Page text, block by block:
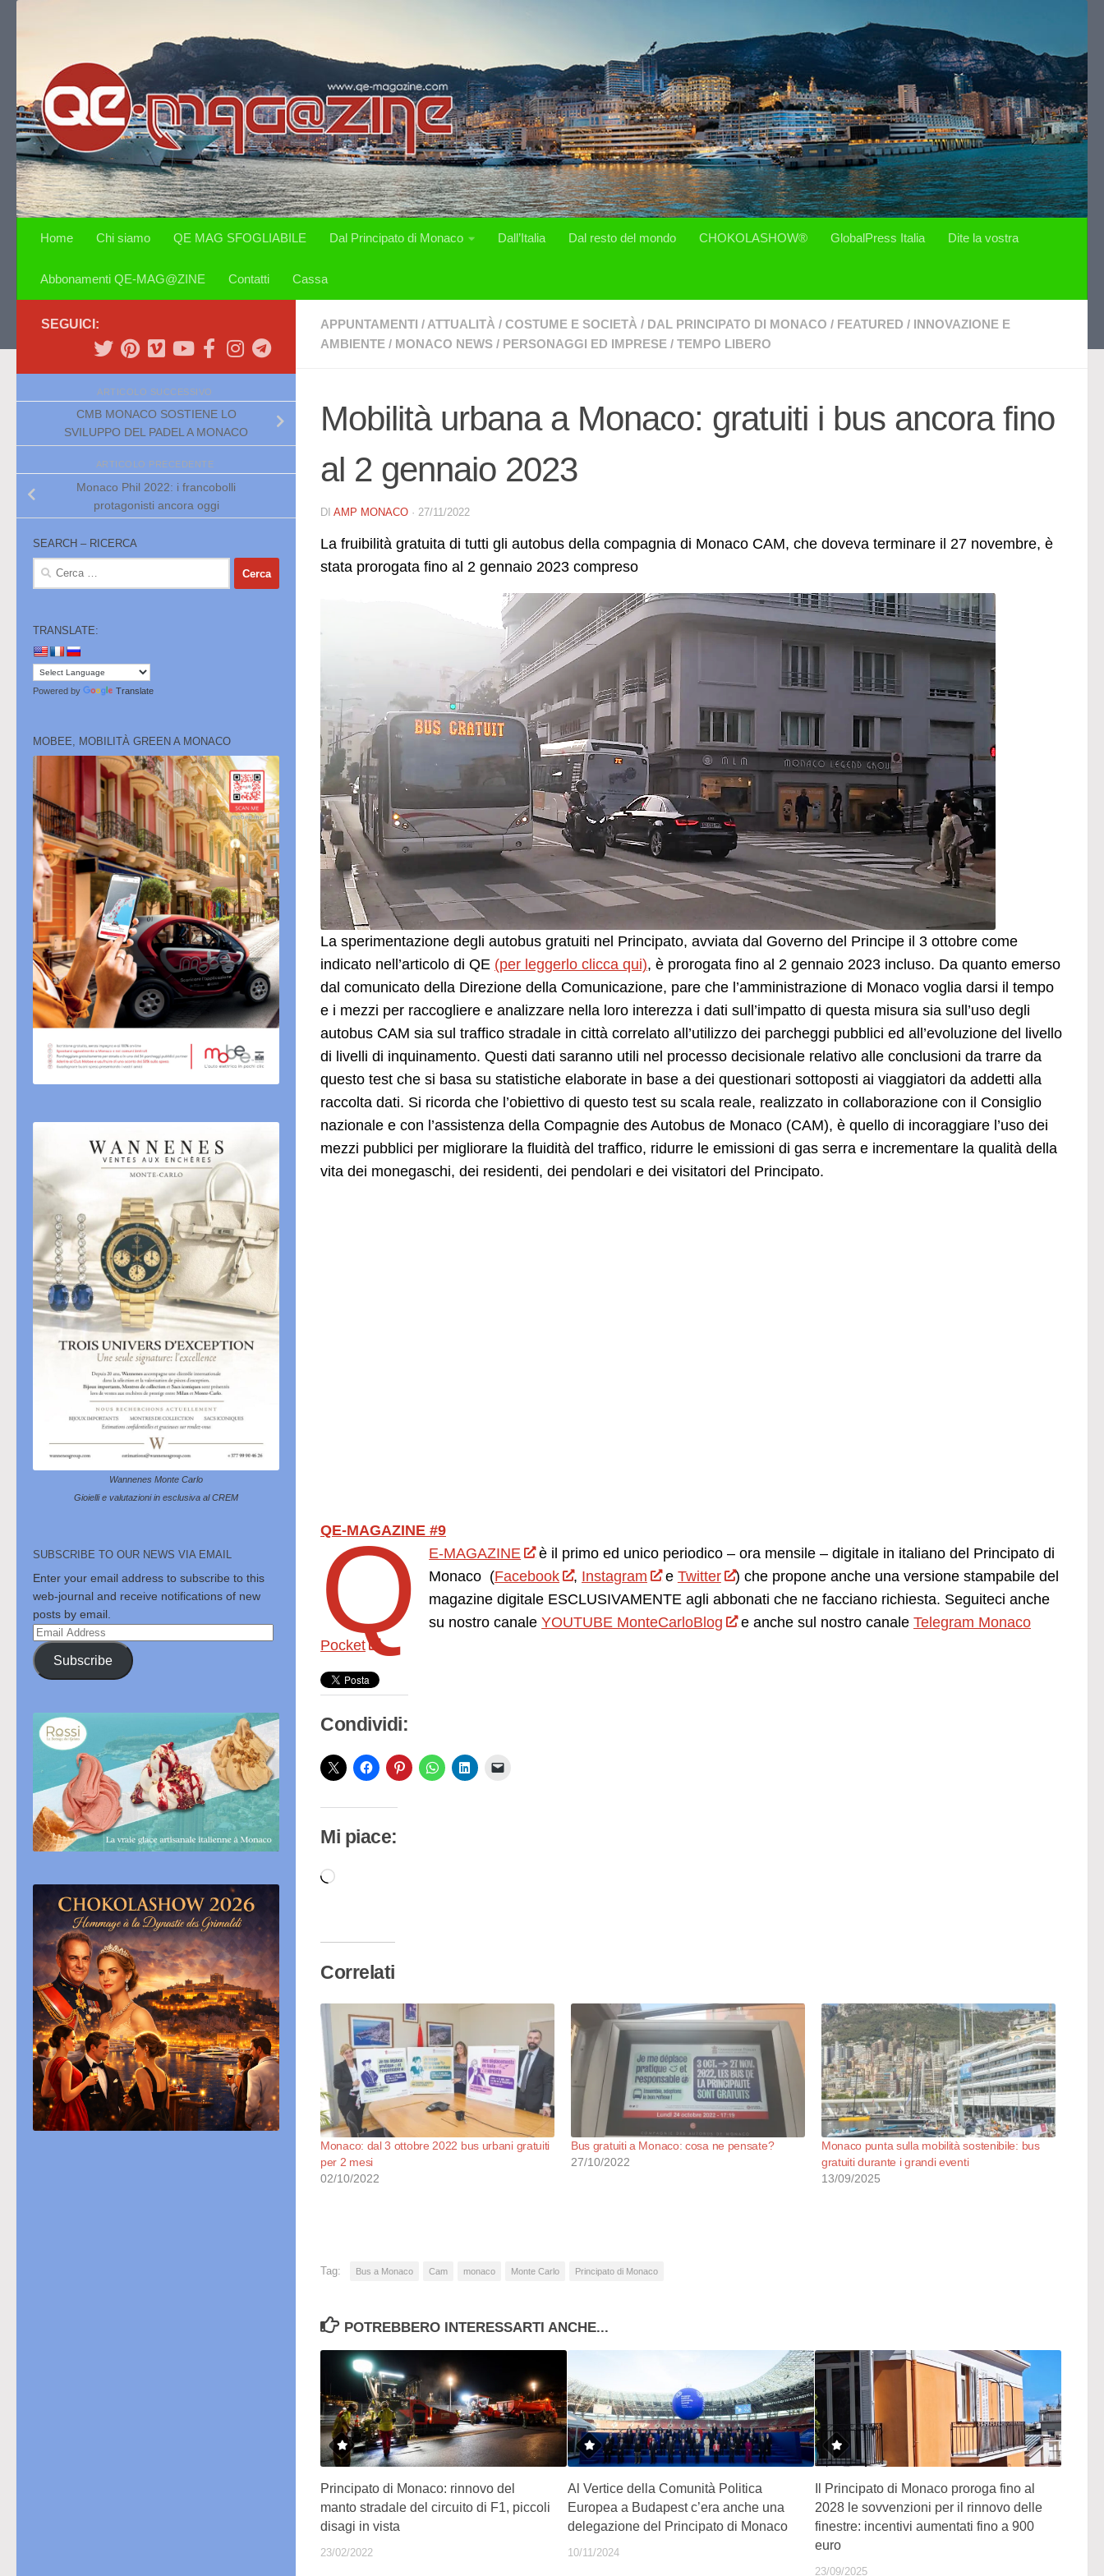
Home Chi siamo QE MAG SFOGLIABILE Dal Principato di Monaco Dall’Italia Dal resto del mondo CHOKOLASHOW® GlobalPress Italia Dite la vostra
Abbonamenti QE-MAG@ZINE Contatti Cassa
APPUNTAMENTI / ATTUALITÀ / COSTUME E SOCIETÀ / DAL PRINCIPATO DI MONACO / FEATURED / INNOVAZIONE E
AMBIENTE / MONACO NEWS / PERSONAGGI ED IMPRESE / TEMPO LIBERO
Mobilità urbana a Monaco: gratuiti i bus ancora fino
al 2 gennaio 2023
DI AMP MONACO · 27/11/2022
La fruibilità gratuita di tutti gli autobus della compagnia di Monaco CAM, che doveva terminare il 27 novembre, è
stata prorogata fino al 2 gennaio 2023 compreso
La sperimentazione degli autobus gratuiti nel Principato, avviata dal Governo del Principe il 3 ottobre come
indicato nell’articolo di QE (per leggerlo clicca qui), è prorogata fino al 2 gennaio 2023 incluso. Da quanto emerso
dal comunicato della Direzione della Comunicazione, pare che l’amministrazione di Monaco voglia darsi il tempo
e i mezzi per raccogliere e analizzare nella loro interezza i dati sull’impatto di questa misura sia sull’uso degli
autobus CAM sia sul traffico stradale in città correlato all’utilizzo dei parcheggi pubblici ed all’evoluzione del livello
di livelli di inquinamento. Questi dati saranno utili nel processo decisionale relativo alle conclusioni da trarre da
questo test che si basa su statistiche elaborate in base a dei questionari sottoposti ai viaggiatori da addetti alla
raccolta dati. Si ricorda che l’obiettivo di questo test su scala reale, realizzato in collaborazione con il Consiglio
nazionale e con l’assistenza della Compagnie des Autobus de Monaco (CAM), è quello di incoraggiare l’uso dei
mezzi pubblici per migliorare la fluidità del traffico, ridurre le emissioni di gas serra e incrementare la qualità della
vita dei monegaschi, dei residenti, dei pendolari e dei visitatori del Principato.
QE-MAGAZINE #9
Q E-MAGAZINE
è il primo ed unico periodico – ora mensile – digitale in italiano del Principato di
Monaco (Facebook , Instagram e Twitter
) che propone anche una versione stampabile del
magazine digitale ESCLUSIVAMENTE agli abbonati che ne facciano richiesta. Seguiteci anche
su nostro canaleYOUTUBE MonteCarloBlog e anche sul nostro canale Telegram Monaco
Pocket
Condividi:
Mi piace:
Caricamento
Correlati
Monaco: dal 3 ottobre 2022 bus urbani gratuiti
per 2 mesi
02/10/2022
Bus gratuiti a Monaco: cosa ne pensate?
27/10/2022
Monaco punta sulla mobilità sostenibile: bus
gratuiti durante i grandi eventi
13/09/2025
Tag: Bus a Monaco Cam monaco Monte Carlo Principato di Monaco
POTREBBERO INTERESSARTI ANCHE...
Principato di Monaco: rinnovo del
manto stradale del circuito di F1, piccoli
disagi in vista
23/02/2022
Al Vertice della Comunità Politica
Europea a Budapest c’era anche una
delegazione del Principato di Monaco
10/11/2024
Il Principato di Monaco proroga fino al
2028 le sovvenzioni per il rinnovo delle
finestre: incentivi aumentati fino a 900
euro
23/09/2025
SEGUICI:
ARTICOLO SUCCESSIVO
CMB MONACO SOSTIENE LO
SVILUPPO DEL PADEL A MONACO
ARTICOLO PRECEDENTE
Monaco Phil 2022: i francobolli
protagonisti ancora oggi
SEARCH – RICERCA
Ricerca
TRANSLATE:
Powered by Translate
MOBEE, MOBILITÀ GREEN A MONACO
Wannenes Monte Carlo
Gioielli e valutazioni in esclusiva al CREM
SUBSCRIBE TO OUR NEWS VIA EMAIL
Enter your email address to subscribe to this
web-journal and receive notifications of new
posts by email.
Email
Address
Subscribe